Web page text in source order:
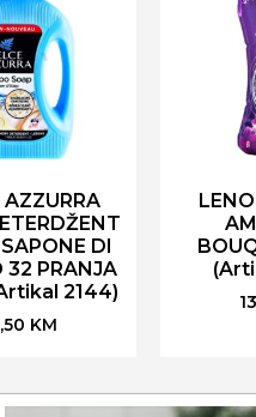
AZZURRA
DI
32 PRANJA
2144)
KM